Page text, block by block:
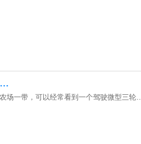
…
场一带，可以经常看到一个驾驶微型三轮